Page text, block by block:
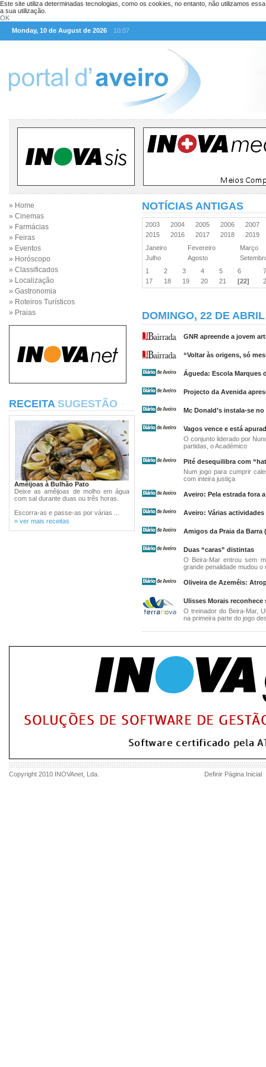
Este site utiliza determinadas tecnologias, como os cookies, no entanto, não utilizamos
a sua utilização.
OK
Monday, 10 de August de 2026
10:07
» Home
» Cinemas
» Farmácias
» Feiras
» Eventos
» Horóscopo
» Classificados
» Localização
» Gastronomia
» Roteiros Turísticos
» Praias
RECEITA SUGESTÃO
Amêijoas à Bulhão Pato
Deixe as amêijoas de molho em água
com sal durante duas ou três horas.
Escorra-as e passe-as por várias ...
» ver mais receitas
NOTÍCIAS ANTIGAS
2003 2004 2005 2006
2007
2015
2016 2017 2018
2019
Janeiro
Fevereiro
Março
Julho
Agosto
1
2 3 4 5 6
17
18 19 20 21 [22]
DOMINGO, 22 DE
GNR apreende a jovem
“Voltar às origens, só
Águeda: Escola Marques
Projecto da Avenida
Mc Donald’s instala-se
Vagos vence e está
O conjunto liderado por
partidas, o Académico
Pité desequilibra com
Num jogo para cumprir
com inteira justiça
Aveiro: Pela estrada fora
Aveiro: Várias actividades
Amigos da Praia da Barra
Duas “caras” distintas
O Beira-Mar entrou sem
grande penalidade mudou o
Oliveira de Azeméis:
Ulisses Morais
O treinador do Beira-Mar,
na primeira parte do jogo
Copyright 2010 INOVAnet , Lda. Definir Página Inicial